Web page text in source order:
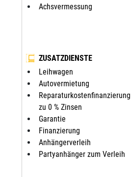
Achsvermessung
ZUSATZDIENSTE
Leihwagen
Autovermietung
Reparaturkostenfinanzierung
zu 0 % Zinsen
Garantie
Finanzierung
Anhängerverleih
Partyanhänger zum Verleih